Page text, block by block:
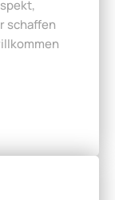
schaffen